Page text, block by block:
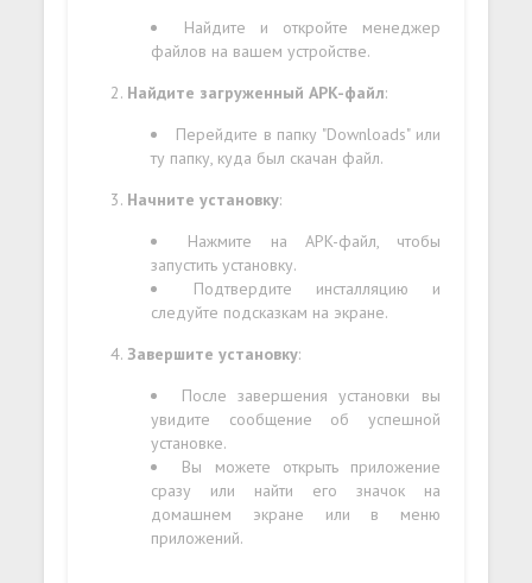
Найдите и откройте менеджер
файлов на вашем устройстве.
Найдите загруженный APK-файл:
Перейдите в папку "Downloads" или
ту папку, куда был скачан файл.
Начните установку:
Нажмите на APK-файл, чтобы
запустить установку.
Подтвердите инсталляцию и
следуйте подсказкам на экране.
Завершите установку:
После завершения установки вы
увидите сообщение об успешной
установке.
Вы можете открыть приложение
сразу или найти его значок на
домашнем экране или в меню
приложений.